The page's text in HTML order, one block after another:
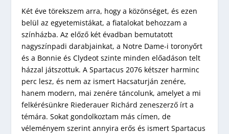
Két éve törekszem arra, hogy a közönséget, és ezen
belül az egyetemistákat, a fiatalokat behozzam a
színházba. Az előző két évadban bemutatott
nagyszínpadi darabjainkat, a Notre Dame-i toronyőrt
és a Bonnie és Clydeot szinte minden előadáson telt
házzal játszottuk. A Spartacus 2076 kétszer harminc
perc lesz, és nem az ismert Hacsaturján zenére,
hanem modern, mai zenére táncolunk, amelyet a mi
felkérésünkre Riederauer Richárd zeneszerző írt a
témára. Sokat gondolkoztam más címen, de
véleményem szerint annyira erős és ismert Spartacus